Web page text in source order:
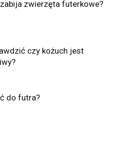
zwierzęta futerkowe?
czy kożuch jest
do futra?